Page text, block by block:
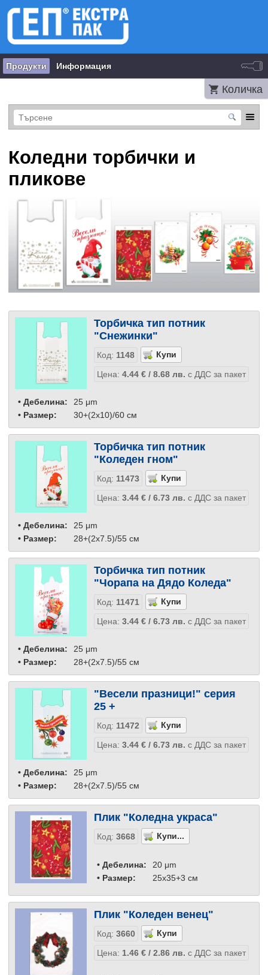
Продукти Информация
Количка
Коледни торбички и
пликове
Торбичка тип потник
"Снежинки"
Код: 1148
Цена: 4.44 €/ 8.68 лв. с ДДС за пакет
• Дебелина:
25 μm
• Размер:
30+(2x10)/60 см
Торбичка тип потник
"Коледен гном"
Код: 11473
Цена: 3.44 €/ 6.73 лв. с ДДС за пакет
• Дебелина:
25 μm
• Размер:
28+(2x7.5)/55 см
Торбичка тип потник
"Чорапа на Дядо Коледа"
Код: 11471
Цена: 3.44 €/ 6.73 лв. с ДДС за пакет
• Дебелина:
25 μm
• Размер:
28+(2x7.5)/55 см
"Весели празници!" серия
25 +
Код: 11472
Цена: 3.44 €/ 6.73 лв. с ДДС за пакет
• Дебелина:
25 μm
• Размер:
28+(2x7.5)/55 см
Плик "Коледна украса"
Код: 3668
• Дебелина:
20 μm
• Размер:
25x35+3 см
Плик "Коледен венец"
Код: 3660
Цена: 1.46 €/ 2.86 лв. с ДДС за пакет